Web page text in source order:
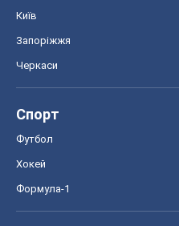
Київ
Запоріжжя
Черкаси
Спорт
Футбол
Хокей
Формула-1